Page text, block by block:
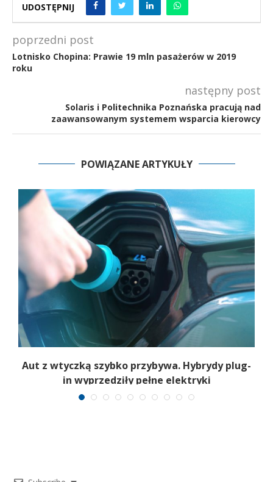
UDOSTĘPNIJ
poprzedni post
Lotnisko Chopina: Prawie 19 mln pasażerów w 2019
roku
następny post
Solaris i Politechnika Poznańska pracują nad
zaawansowanym systemem wsparcia kierowcy
POWIĄZANE ARTYKUŁY
Aut z wtyczką szybko przybywa. Hybrydy plug-
in wyprzedziły pełne elektryki